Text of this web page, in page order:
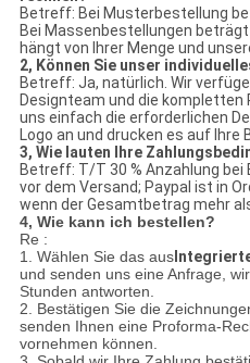
Betreff: Bei Musterbestellung
Bei Massenbestellungen
hängt von Ihrer Menge und
2, Können Sie unser
Betreff: Ja, natürlich. Wir
Designteam und die kompletten
uns einfach die erforderlichen
Logo an und drucken es auf Ihre
3, Wie lauten Ihre
Betreff: T/T 30 % Anzahlung
vor dem Versand; Paypal ist in
wenn der Gesamtbetrag mehr
4, Wie kann ich bestellen?
Re :
1. Wählen Sie das aus
und senden uns eine Anfrage,
Stunden antworten.
2. Bestätigen Sie die
senden Ihnen eine Proforma-
vornehmen können.